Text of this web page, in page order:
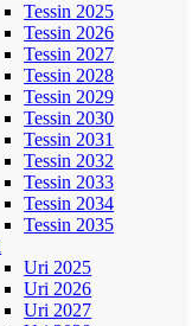
Tessin 2025
Tessin 2026
Tessin 2027
Tessin 2028
Tessin 2029
Tessin 2030
Tessin 2031
Tessin 2032
Tessin 2033
Tessin 2034
Tessin 2035
Uri 2025
Uri 2026
Uri 2027